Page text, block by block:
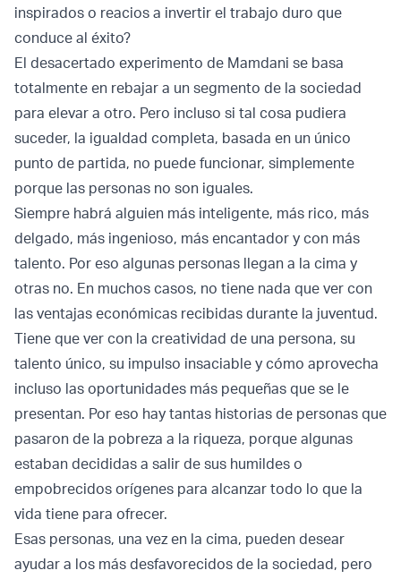
inspirados o reacios a invertir el trabajo duro que
conduce al éxito?
El desacertado experimento de Mamdani se basa
totalmente en rebajar a un segmento de la sociedad
para elevar a otro. Pero incluso si tal cosa pudiera
suceder, la igualdad completa, basada en un único
punto de partida, no puede funcionar, simplemente
porque las personas no son iguales.
Siempre habrá alguien más inteligente, más rico, más
delgado, más ingenioso, más encantador y con más
talento. Por eso algunas personas llegan a la cima y
otras no. En muchos casos, no tiene nada que ver con
las ventajas económicas recibidas durante la juventud.
Tiene que ver con la creatividad de una persona, su
talento único, su impulso insaciable y cómo aprovecha
incluso las oportunidades más pequeñas que se le
presentan. Por eso hay tantas historias de personas que
pasaron de la pobreza a la riqueza, porque algunas
estaban decididas a salir de sus humildes o
empobrecidos orígenes para alcanzar todo lo que la
vida tiene para ofrecer.
Esas personas, una vez en la cima, pueden desear
ayudar a los más desfavorecidos de la sociedad, pero